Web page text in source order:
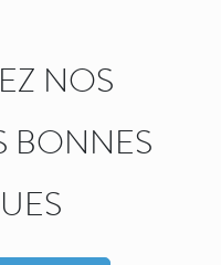
NOS
BONNES